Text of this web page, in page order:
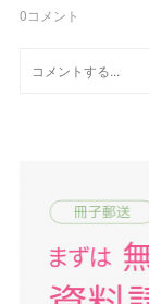
0コメント